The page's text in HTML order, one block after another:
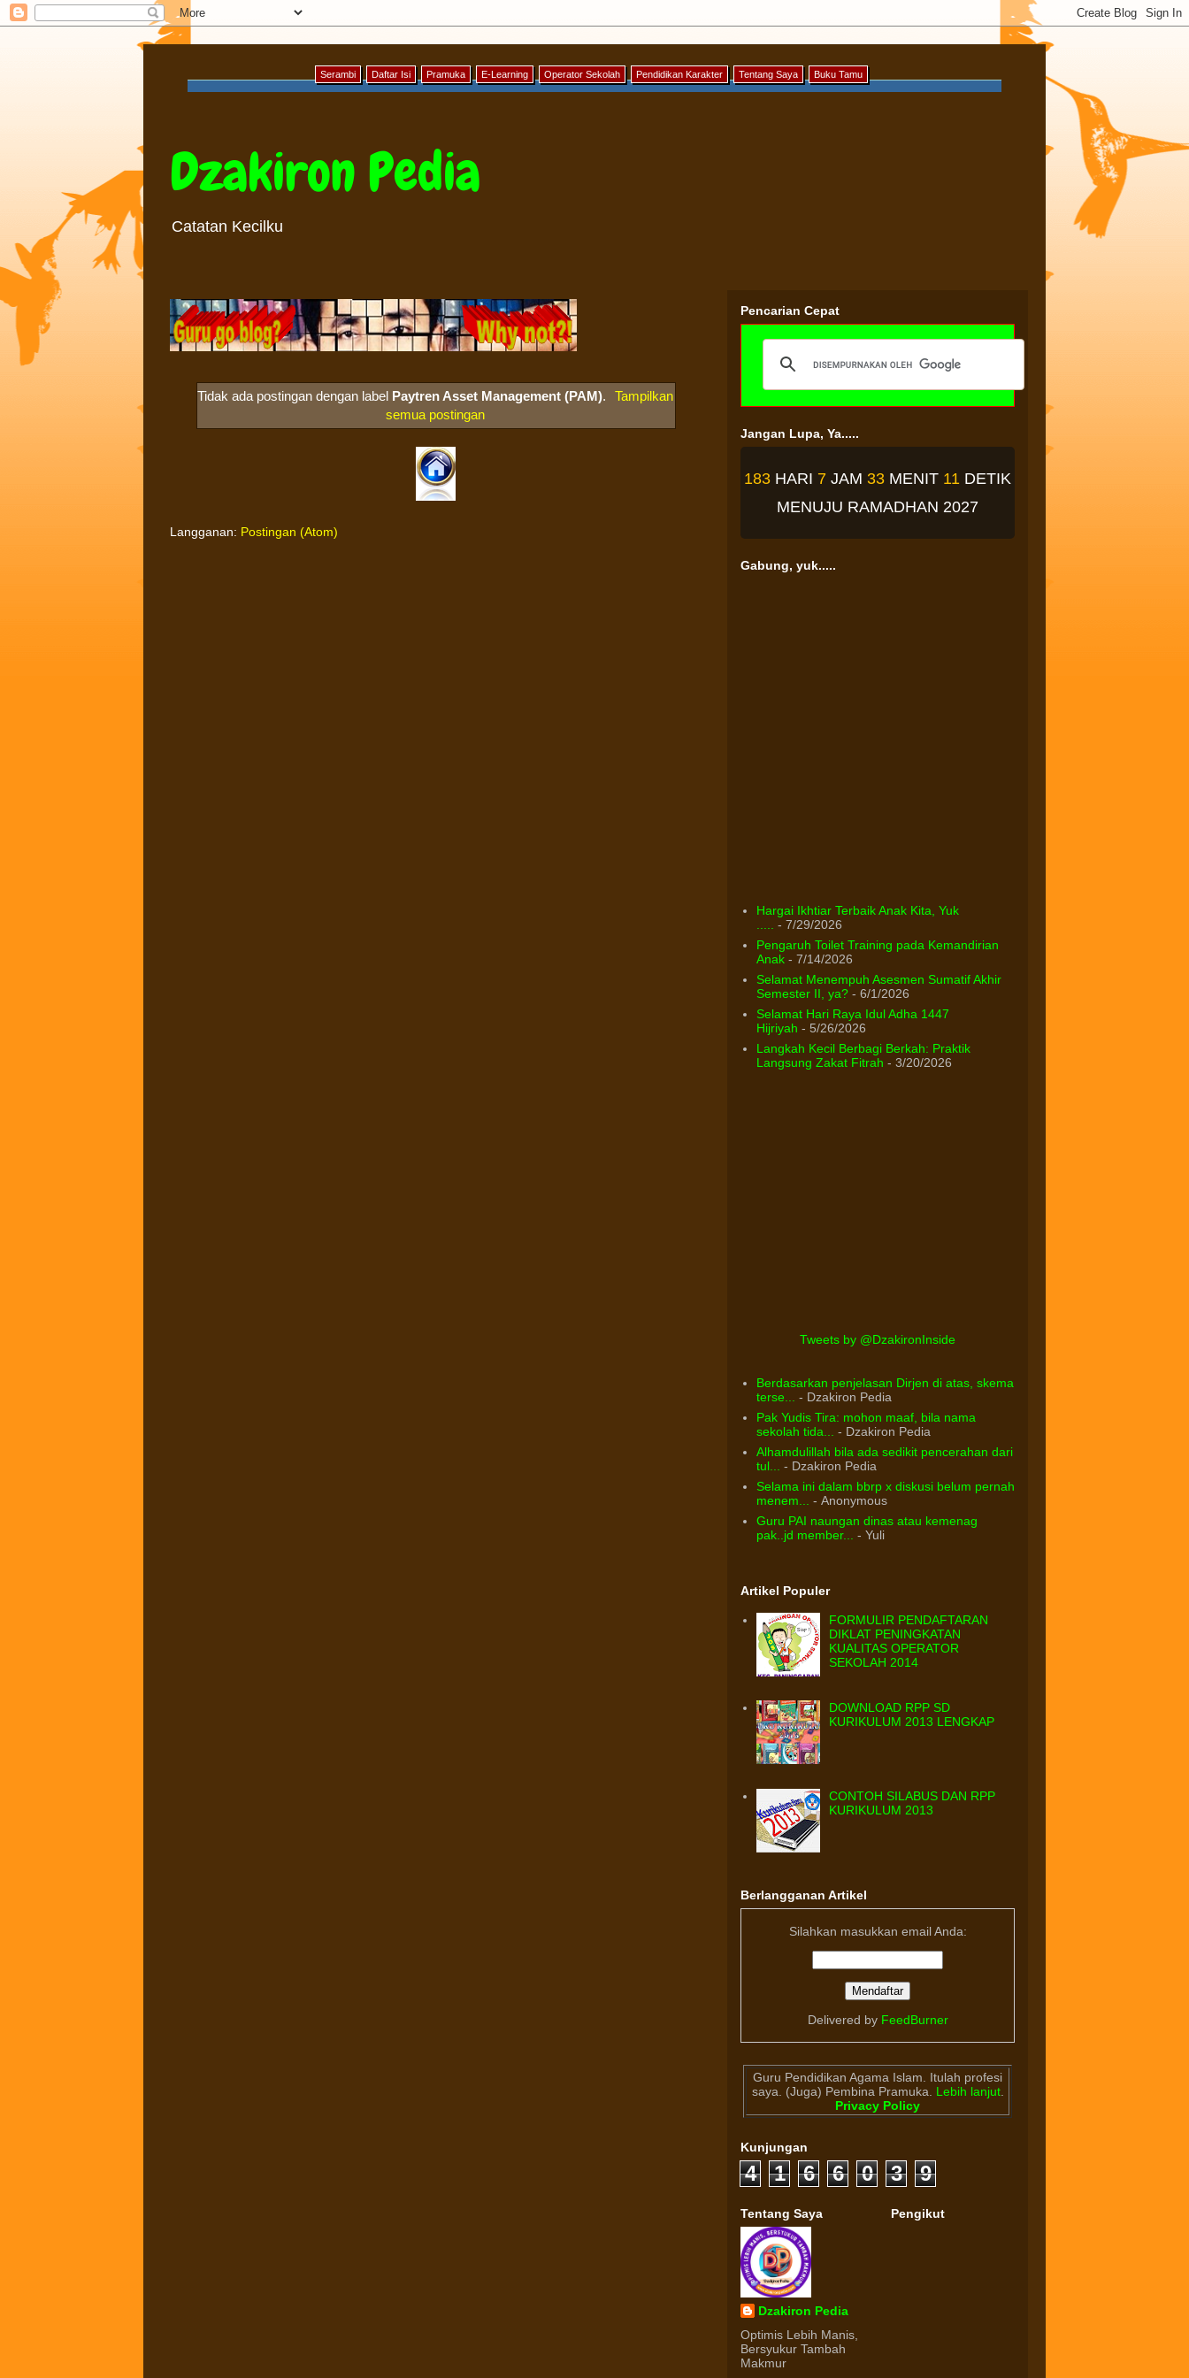
Serambi Daftar Isi Pramuka E-Learning Operator Sekolah Pendidikan Karakter Tentang Saya Buku Tamu
Dzakiron Pedia
Catatan Kecilku
Tidak ada postingan dengan label Paytren Asset Management (PAM).
Tampilkan
semua postingan
Langganan: Postingan (Atom)
Pencarian Cepat
Jangan Lupa, Ya.....
183 HARI 7 JAM 33 MENIT10 DETIK
MENUJU RAMADHAN 2027
Gabung, yuk.....
Hargai Ikhtiar Terbaik Anak Kita, Yuk
- 7/29/2026
Pengaruh Toilet Training pada Kemandirian
Anak- 7/14/2026
Selamat Menempuh Asesmen Sumatif Akhir
Semester II, ya?- 6/1/2026
Selamat Hari Raya Idul Adha 1447
Hijriyah - 5/26/2026
Langkah Kecil Berbagi Berkah: Praktik
Langsung Zakat Fitrah - 3/20/2026
Tweets by @DzakironInside
Berdasarkan penjelasan Dirjen di atas, skema
terse...
- Dzakiron Pedia
Pak Yudis Tira: mohon maaf, bila nama
sekolah tida...
- Dzakiron Pedia
Alhamdulillah bila ada sedikit pencerahan dari
tul...
- Dzakiron Pedia
Selama ini dalam bbrp x diskusi belum pernah
menem...
- Anonymous
Guru PAI naungan dinas atau kemenag
pak..jd member...
- Yuli
Artikel Populer
FORMULIR PENDAFTARAN
DIKLAT PENINGKATAN
KUALITAS OPERATOR
SEKOLAH 2014
DOWNLOAD RPP SD
KURIKULUM 2013 LENGKAP
CONTOH SILABUS DAN RPP
KURIKULUM 2013
Berlangganan Artikel
Silahkan masukkan email Anda:
Delivered by FeedBurner
Guru Pendidikan Agama Islam. Itulah profesi
saya. (Juga) Pembina Pramuka.
Lebih lanjut.
Privacy Policy
Kunjungan
4 1 6 6 0 3 9
Tentang Saya
Dzakiron Pedia
Optimis Lebih Manis,
Bersyukur Tambah
Makmur
Pengikut